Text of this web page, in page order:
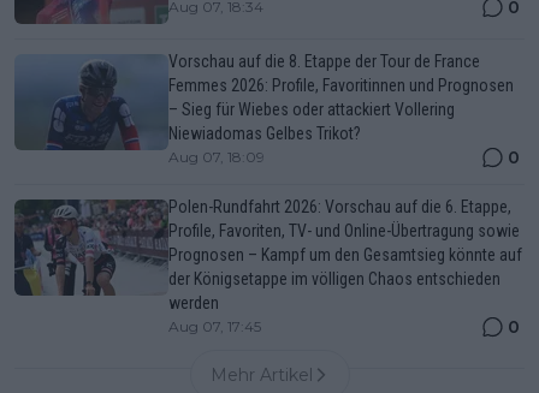
Aug 07, 18:34 0
Vorschau auf die 8. Etappe der Tour de France
Femmes 2026: Profile, Favoritinnen und Prognosen
– Sieg für Wiebes oder attackiert Vollering
Niewiadomas Gelbes Trikot?
Aug 07, 18:09 0
Polen-Rundfahrt 2026: Vorschau auf die 6. Etappe,
Profile, Favoriten, TV- und Online-Übertragung sowie
Prognosen – Kampf um den Gesamtsieg könnte auf
der Königsetappe im völligen Chaos entschieden
werden
Aug 07, 17:45 0
Mehr Artikel